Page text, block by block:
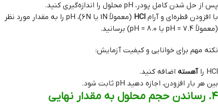
پس از حل شدن کامل پودر، pH محلول را اندازه‌گیری کنید.
با افزودن قطره‌ای و آرام HCl
(معمولاً 1N یا 6N)، pH را به مقدار مورد نظر
(معمولاً pH = 7.4 یا pH = 8.0) برسانید.
نکته مهم برای خوانایی و کیفیت آزمایش:
HCl را آهسته اضافه کنید.
بین هر بار افزودن، اجازه دهید pH ثابت شود.
۴. رساندن حجم محلول به مقدار نهایی